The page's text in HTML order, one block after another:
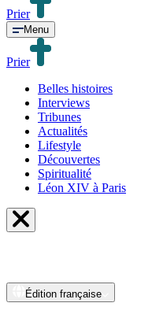
Prier
Menu
Prier
Belles histoires
Interviews
Tribunes
Actualités
Lifestyle
Découvertes
Spiritualité
Léon XIV à Paris
Édition française